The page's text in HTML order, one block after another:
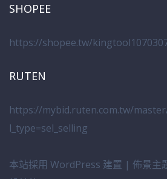
SHOPEE
https://shopee.tw/
RUTEN
https://mybid.ruten.com.tw/
l_type=sel_selling
本站採用 WordPress 建置 | 佈景主